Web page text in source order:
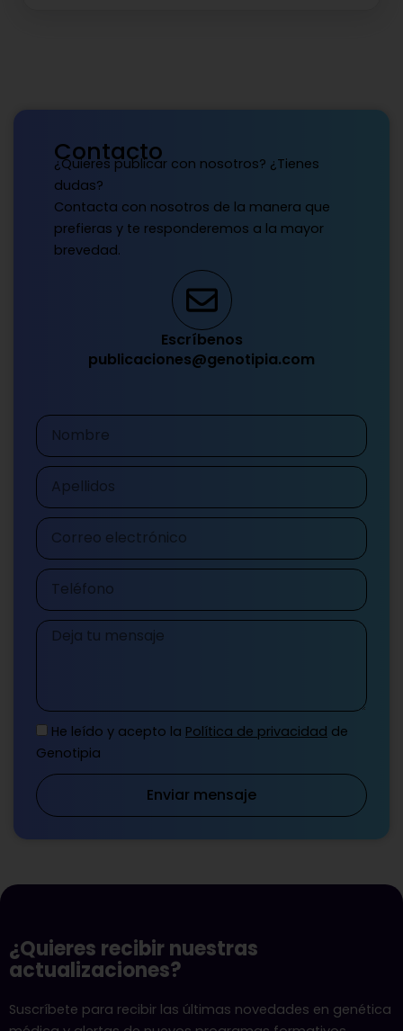
Contacto
¿Quieres publicar con nosotros? ¿Tienes
dudas?
Contacta con nosotros de la manera que
prefieras y te responderemos a la mayor
brevedad.
Escríbenos
publicaciones@genotipia.com
Nombre
Apellidos
Correo
electrónico
Teléfono
Mensaje
He leído y acepto la Política de privacidad de
Genotipia
Enviar mensaje
¿Quieres recibir nuestras
actualizaciones?
Suscríbete para recibir las últimas novedades en genética